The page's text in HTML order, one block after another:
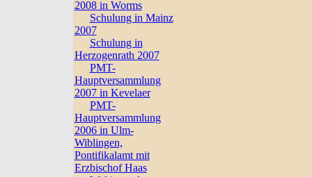
2008 in Worms
Schulung in Mainz
2007
Schulung in
Herzogenrath 2007
PMT-
Hauptversammlung
2007 in Kevelaer
PMT-
Hauptversammlung
2006 in Ulm-
Wiblingen,
Pontifikalamt mit
Erzbischof Haas